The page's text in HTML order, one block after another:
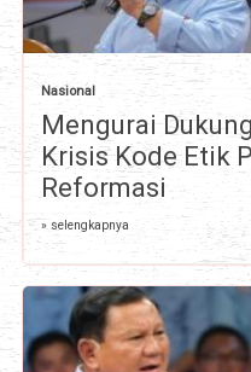
Nasional
Mengurai
Krisis Kode Etik
Reformasi
» selengkapnya